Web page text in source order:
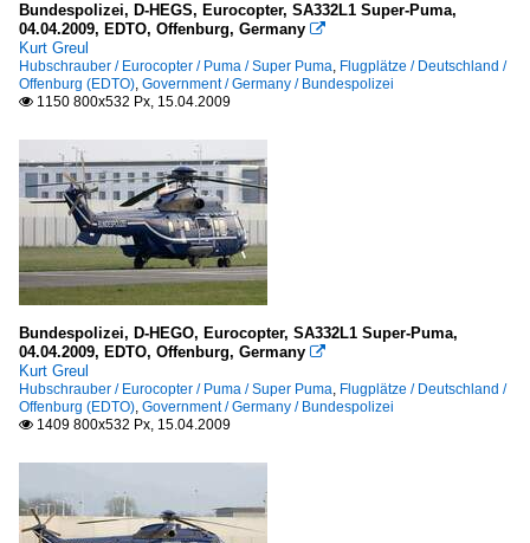
Bundespolizei, D-HEGS, Eurocopter, SA332L1 Super-Puma,
04.04.2009, EDTO, Offenburg, Germany 
Kurt Greul
Hubschrauber / Eurocopter / Puma / Super Puma, Flugplätze / Deutschland /
Offenburg (EDTO), Government / Germany / Bundespolizei
 1150 800x532 Px, 15.04.2009
Bundespolizei, D-HEGO, Eurocopter, SA332L1 Super-Puma,
04.04.2009, EDTO, Offenburg, Germany 
Kurt Greul
Hubschrauber / Eurocopter / Puma / Super Puma, Flugplätze / Deutschland /
Offenburg (EDTO), Government / Germany / Bundespolizei
 1409 800x532 Px, 15.04.2009